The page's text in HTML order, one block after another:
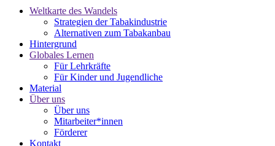
Weltkarte des Wandels
Strategien der Tabakindustrie
Alternativen zum Tabakanbau
Hintergrund
Globales Lernen
Für Lehrkräfte
Für Kinder und Jugendliche
Material
Über uns
Über uns
Mitarbeiter*innen
Förderer
Kontakt